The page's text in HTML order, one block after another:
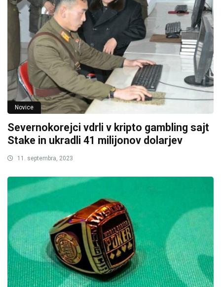
Novice
Severnokorejci vdrli v kripto gambling sajt
Stake in ukradli 41 milijonov dolarjev
11. septembra, 2023